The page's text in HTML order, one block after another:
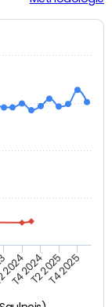
T4 2024T2 2025T4 2025